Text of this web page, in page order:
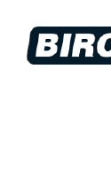
content